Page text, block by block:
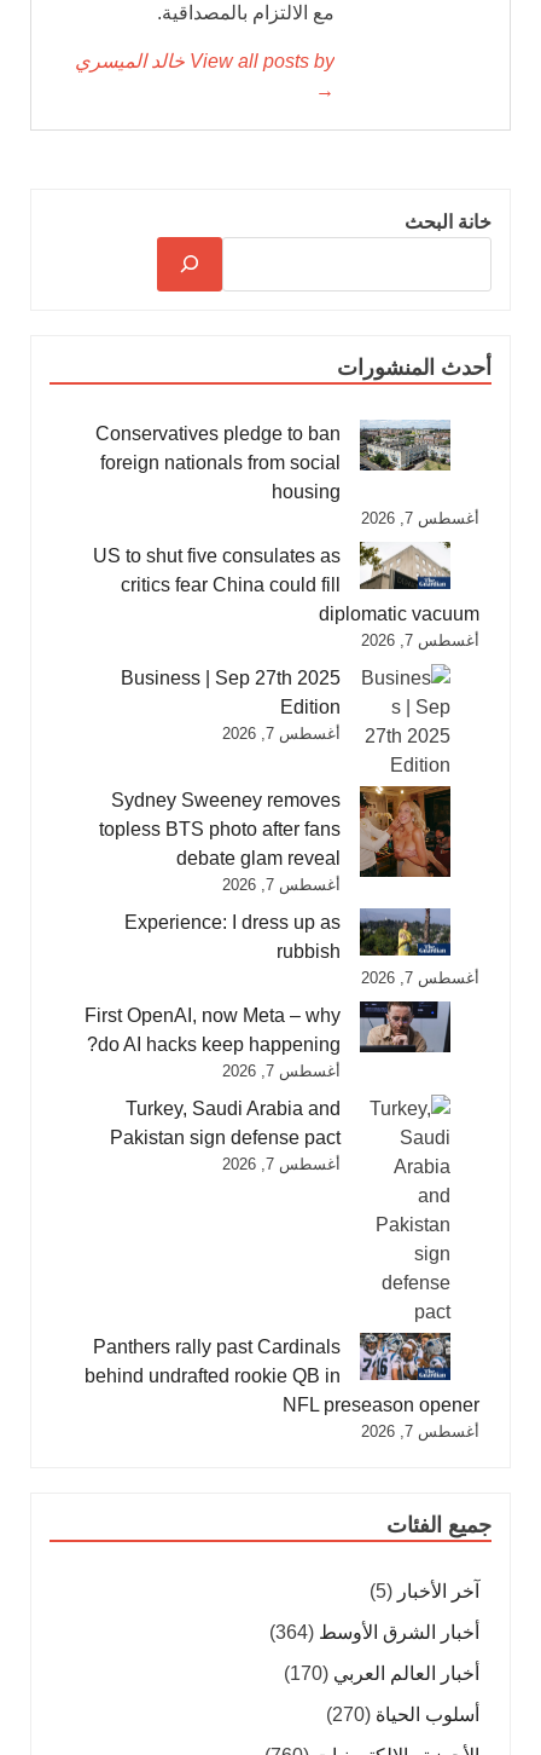
مع الالتزام بالمصداقية.
View all posts by خالد الميسري
→
خانة البحث
أحدث المنشورات
Conservatives pledge to ban
foreign nationals from social
housing
أغسطس 7, 2026
US to shut five consulates as
critics fear China could fill
diplomatic vacuum
أغسطس 7, 2026
Business | Sep 27th 2025
Edition
أغسطس 7, 2026
Sydney Sweeney removes
topless BTS photo after fans
debate glam reveal
أغسطس 7, 2026
Experience: I dress up as
rubbish
أغسطس 7, 2026
First OpenAI, now Meta – why
do AI hacks keep happening?
أغسطس 7, 2026
Turkey, Saudi Arabia and
Pakistan sign defense pact
أغسطس 7, 2026
Panthers rally past Cardinals
behind undrafted rookie QB in
NFL preseason opener
أغسطس 7, 2026
جميع الفئات
آخر الأخبار (5)
أخبار الشرق الأوسط (364)
أخبار العالم العربي (170)
أسلوب الحياة (270)